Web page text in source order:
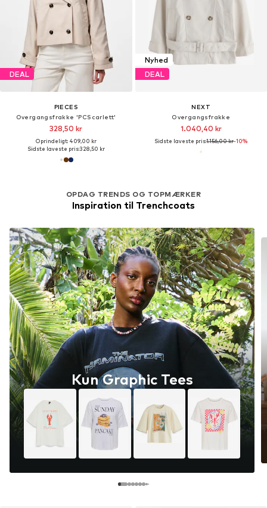
DEAL
PIECES
Overgangsfrakke 'PCScarlett'
328,50 kr
Oprindeligt: 409,00 kr
Sidste laveste pris:328,50 kr
Nyhed
DEAL
NEXT
Overgangsfrakke
1.040,40 kr
Sidste laveste pris:1.156,00 kr-10%
OPDAG TRENDS OG TOPMÆRKER
Inspiration til Trenchcoats
Kun Graphic Tees